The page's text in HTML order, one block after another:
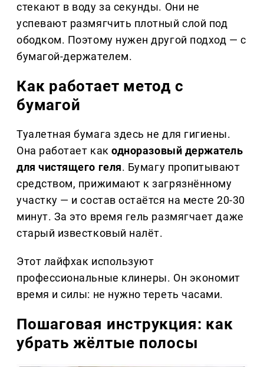
стекают в воду за секунды. Они не
успевают размягчить плотный слой под
ободком. Поэтому нужен другой подход — с
бумагой-держателем.
Как работает метод с
бумагой
Туалетная бумага здесь не для гигиены.
Она работает какодноразовый держатель
для чистящего геля. Бумагу пропитывают
средством, прижимают к загрязнённому
участку — и состав остаётся на месте 20-30
минут. За это время гель размягчает даже
старый известковый налёт.
Этот лайфхак используют
профессиональные клинеры. Он экономит
время и силы: не нужно тереть часами.
Пошаговая инструкция: как
убрать жёлтые полосы